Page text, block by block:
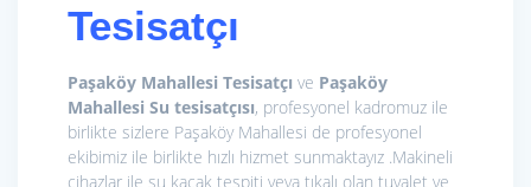
Tesisatçı
Paşaköy Mahallesi Tesisatçı ve Paşaköy
Mahallesi Su tesisatçısı, profesyonel kadromuz ile
birlikte sizlere Paşaköy Mahallesi de profesyonel
ekibimiz ile birlikte hızlı hizmet sunmaktayız .Makineli
cihazlar ile su kaçak tespiti veya tıkalı olan tuvalet ve